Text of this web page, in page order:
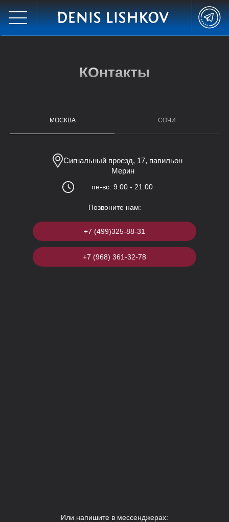
КОнтакты
МОСКВА СОЧИ
Сигнальный проезд, 17, павильон
Мерин
Позвоните нам:
Или напишите в мессенджерах:
пн-вс: 9.00 - 21.00
+7 (968) 361-32-78
+7 (499)325-88-31